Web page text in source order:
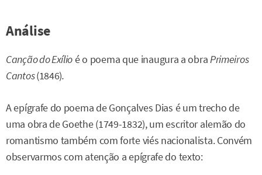
Análise
Canção do Exílioé o poema que inaugura a obraPrimeiros
Cantos(1846).
A epígrafe do poema de Gonçalves Dias é um trecho de
uma obra de Goethe (1749-1832), um escritor alemão do
romantismo também com forte viés nacionalista. Convém
observarmos com atenção a epígrafe do texto: